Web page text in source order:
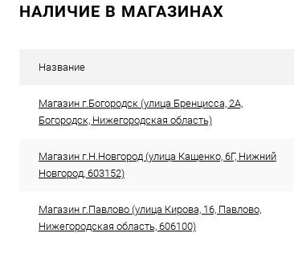
НАЛИЧИЕ В МАГАЗИНАХ
Название
Магазин г.Богородск (улица Бренцисса, 2А,
Богородск, Нижегородская область)
Магазин г.Н.Новгород (улица Кащенко, 6Г, Нижний
Новгород, 603152)
Магазин г.Павлово (улица Кирова, 16, Павлово,
Нижегородская область, 606100)